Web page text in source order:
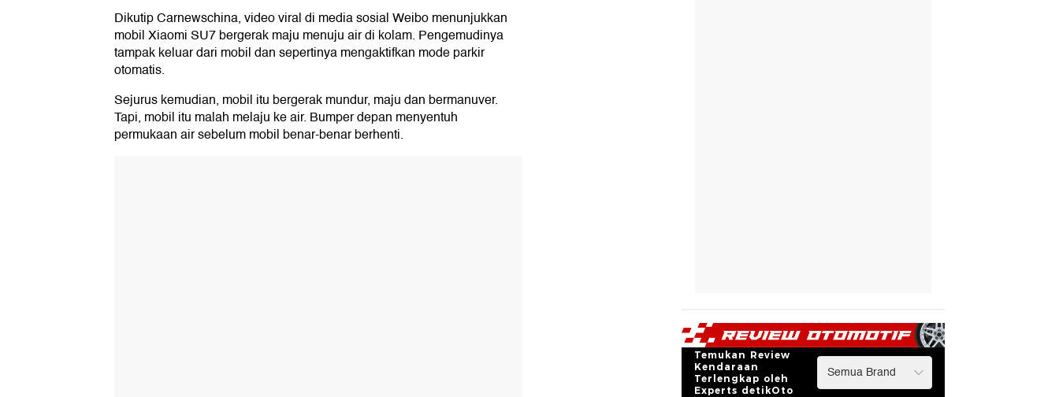
Dikutip Carnewschina, video viral di media sosial Weibo menunjukkan
mobil Xiaomi SU7 bergerak maju menuju air di kolam. Pengemudinya
tampak keluar dari mobil dan sepertinya mengaktifkan mode parkir
otomatis.
Sejurus kemudian, mobil itu bergerak mundur, maju dan bermanuver.
Tapi, mobil itu malah melaju ke air. Bumper depan menyentuh
permukaan air sebelum mobil benar-benar berhenti.
Temukan Review
Kendaraan
Terlengkap oleh
Experts detikOto